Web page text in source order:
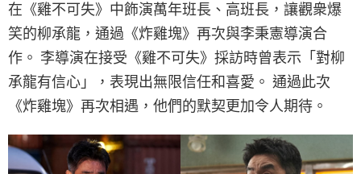
在《雞不可失》中飾演萬年班長、高班長，讓觀衆爆
笑的柳承龍，通過《炸雞塊》再次與李秉憲導演合
作。 李導演在接受《雞不可失》採訪時曾表示「對柳
承龍有信心」，表現出無限信任和喜愛。 通過此次
《炸雞塊》再次相遇，他們的默契更加令人期待。